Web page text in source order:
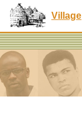
Village